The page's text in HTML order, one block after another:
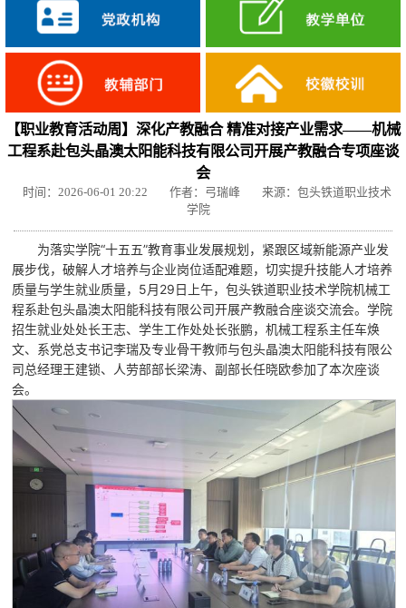
【职业教育活动周】深化产教融合 精准对接产业需求——机械
工程系赴包头晶澳太阳能科技有限公司开展产教融合专项座谈
会
时间：2026-06-01 20:22 作者：弓瑞峰
来源：包头铁道职业技术
学院
为落实学院“十五五”教育事业发展规划，紧跟区域新能源产业发
展步伐，破解人才培养与企业岗位适配难题，切实提升技能人才培养
质量与学生就业质量，5月29日上午，包头铁道职业技术学院机械工
程系赴包头晶澳太阳能科技有限公司开展产教融合座谈交流会。学院
招生就业处处长王志、学生工作处处长张鹏，机械工程系主任车焕
文、系党总支书记李瑞及专业骨干教师与包头晶澳太阳能科技有限公
司总经理王建锁、人劳部部长梁涛、副部长任晓欧参加了本次座谈
会。